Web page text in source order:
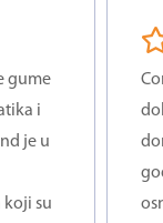
gume
i
je u
koji su